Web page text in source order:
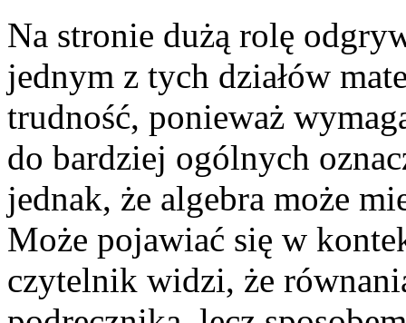
Na stronie dużą rolę
jednym z tych działów
trudność, ponieważ
do bardziej ogólnych
jednak, że algebra może
Może pojawiać się w
czytelnik widzi, że